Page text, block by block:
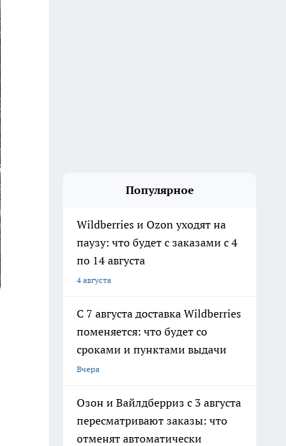
Популярное
Wildberries и Ozon уходят на
паузу: что будет с заказами с 4
по 14 августа
4 августа
С 7 августа доставка Wildberries
поменяется: что будет со
сроками и пунктами выдачи
Вчера
Озон и Вайлдберриз с 3 августа
пересматривают заказы: что
отменят автоматически